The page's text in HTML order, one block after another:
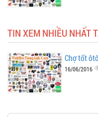
TIN XEM NHIỀU NHẤT
Chợ tốt
16/06/2016